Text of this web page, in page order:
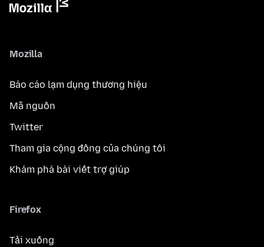
Mozilla
Báo cáo lạm dụng thương hiệu
Mã nguồn
Twitter
Tham gia cộng đồng của chúng tôi
Khám phá bài viết trợ giúp
Firefox
Tải xuống